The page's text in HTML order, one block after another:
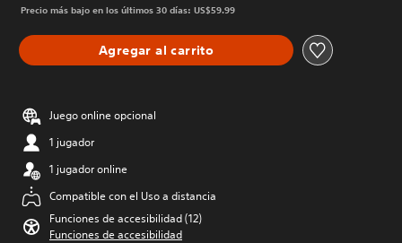
Precio más bajo en los últimos 30 días: US$59.99
Agregar al carrito
Juego online opcional
1 jugador
1 jugador online
Compatible con el Uso a distancia
Funciones de accesibilidad (12)
Funciones de accesibilidad